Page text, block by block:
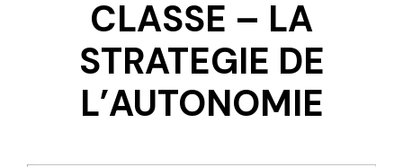
CLASSE – LA
STRATEGIE DE
L’AUTONOMIE